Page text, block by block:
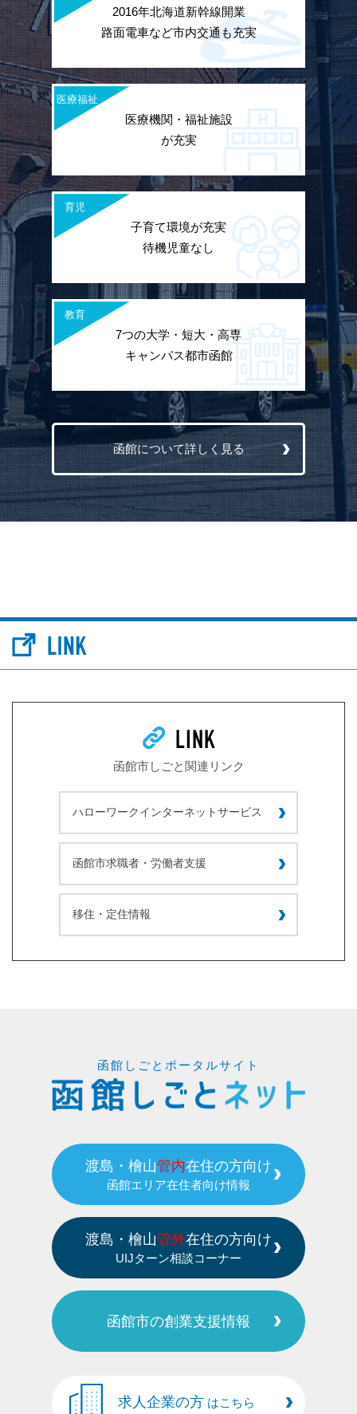
2016年北海道新幹線開業
路面電車など市内交通も充実
医療福祉
医療機関・福祉施設
が充実
育児
子育て環境が充実
待機児童なし
教育
7つの大学・短大・高専
キャンパス都市函館
函館について詳しく見る
函館市しごと関連リンク
ハローワークインターネットサービス
函館市求職者・労働者支援
移住・定住情報
函館しごとポータルサイト
渡島・檜山管内在住の方向け
函館エリア在住者向け情報
渡島・檜山管外在住の方向け
UIJターン相談コーナー
函館市の創業支援情報
求人企業の方 はこちら